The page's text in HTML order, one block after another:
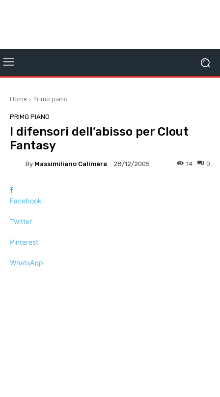
Home Primo piano
PRIMO PIANO
I difensori dell’abisso per Clout
Fantasy
By Massimiliano Calimera 28/12/2005 0
14
Facebook
Twitter
Pinterest
WhatsApp